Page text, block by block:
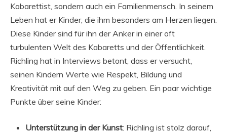
Kabarettist, sondern auch ein Familienmensch. In seinem
Leben hat er Kinder, die ihm besonders am Herzen liegen.
Diese Kinder sind für ihn der Anker in einer oft
turbulenten Welt des Kabaretts und der Öffentlichkeit.
Richling hat in Interviews betont, dass er versucht,
seinen Kindern Werte wie Respekt, Bildung und
Kreativität mit auf den Weg zu geben. Ein paar wichtige
Punkte über seine Kinder:
Unterstützung in der Kunst: Richling ist stolz darauf,